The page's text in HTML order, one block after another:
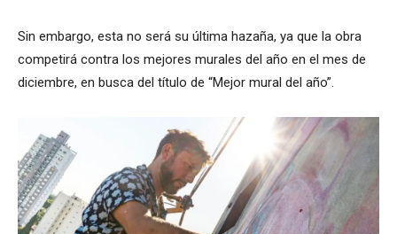
Sin embargo, esta no será su última hazaña, ya que la obra
competirá contra los mejores murales del año en el mes de
diciembre, en busca del título de “Mejor mural del año”.